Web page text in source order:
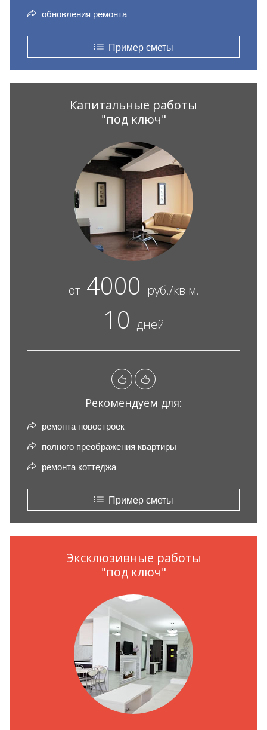
обновления ремонта
Пример сметы
Капитальные работы
"под ключ"
от4000 руб./кв.м.
10 дней
Рекомендуем для:
ремонта новостроек
полного преображения квартиры
ремонта коттеджа
Пример сметы
Эксклюзивные работы
"под ключ"